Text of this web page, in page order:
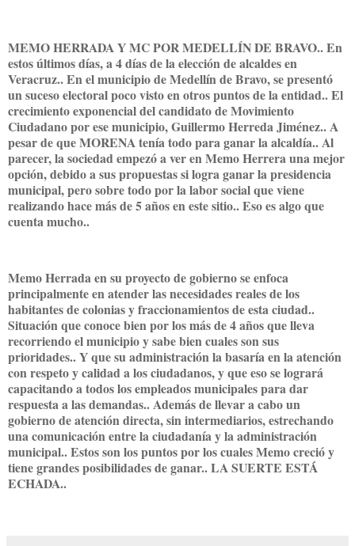
MEMO HERRADA Y MC POR MEDELLÍN DE BRAVO.. En
estos últimos días, a 4 días de la elección de alcaldes en
Veracruz.. En el municipio de Medellín de Bravo, se presentó
un suceso electoral poco visto en otros puntos de la entidad.. El
crecimiento exponencial del candidato de Movimiento
Ciudadano por ese municipio, Guillermo Herreda Jiménez.. A
pesar de que MORENA tenía todo para ganar la alcaldía.. Al
parecer, la sociedad empezó a ver en Memo Herrera una mejor
opción, debido a sus propuestas si logra ganar la presidencia
municipal, pero sobre todo por la labor social que viene
realizando hace más de 5 años en este sitio.. Eso es algo que
cuenta mucho..
Memo Herrada en su proyecto de gobierno se enfoca
principalmente en atender las necesidades reales de los
habitantes de colonias y fraccionamientos de esta ciudad..
Situación que conoce bien por los más de 4 años que lleva
recorriendo el municipio y sabe bien cuales son sus
prioridades.. Y que su administración la basaría en la atención
con respeto y calidad a los ciudadanos, y que eso se logrará
capacitando a todos los empleados municipales para dar
respuesta a las demandas.. Además de llevar a cabo un
gobierno de atención directa, sin intermediarios, estrechando
una comunicación entre la ciudadanía y la administración
municipal.. Estos son los puntos por los cuales Memo creció y
tiene grandes posibilidades de ganar.. LA SUERTE ESTÁ
ECHADA..